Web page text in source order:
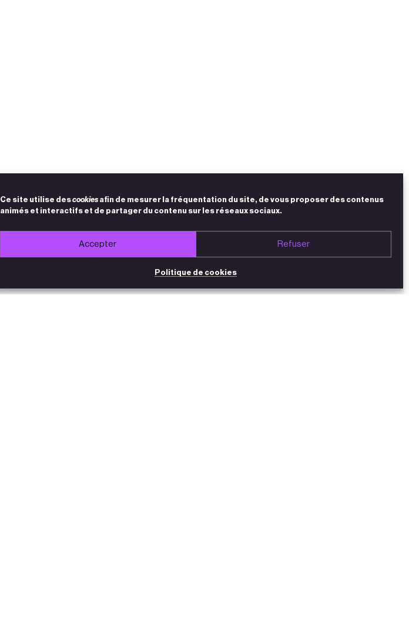
Ce site utilise descookies afin de mesurer la fréquentation du site, de vous proposer des contenus
animés et interactifs et de partager du contenu sur les réseaux sociaux.
Accepter Refuser
Politique de cookies